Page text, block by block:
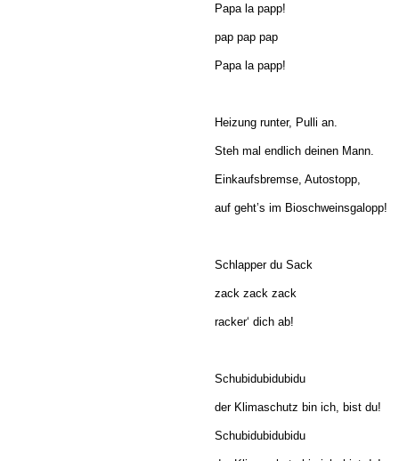
Papa la papp!
pap pap pap
Papa la papp!
Heizung runter, Pulli an.
Steh mal endlich deinen Mann.
Einkaufsbremse, Autostopp,
auf geht’s im Bioschweinsgalopp!
Schlapper du Sack
zack zack zack
racker‘ dich ab!
Schubidubidubidu
der Klimaschutz bin ich, bist du!
Schubidubidubidu